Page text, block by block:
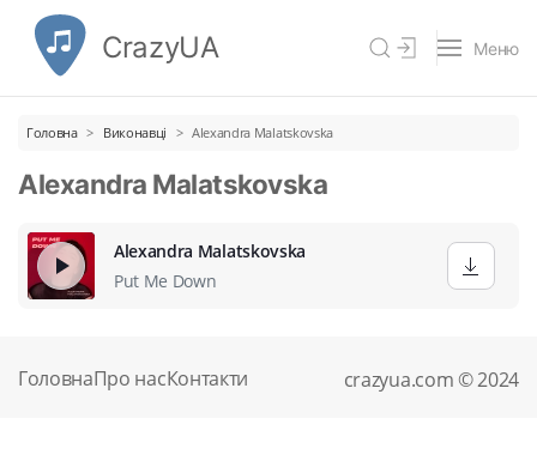
CrazyUA Меню
Головна Виконавці Alexandra Malatskovska
Alexandra Malatskovska
Alexandra Malatskovska
Put Me Down
ГоловнаПро насКонтакти crazyua.com © 2024